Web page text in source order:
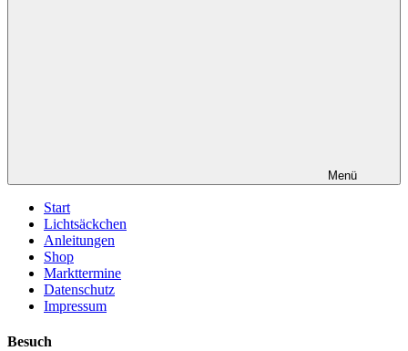
Menü
Start
Lichtsäckchen
Anleitungen
Shop
Markttermine
Datenschutz
Impressum
Besuch